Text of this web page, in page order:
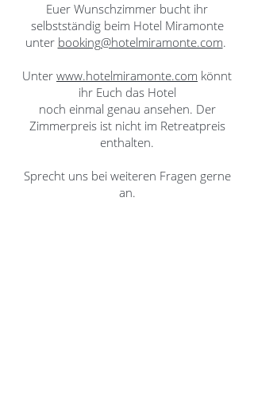
Euer Wunschzimmer bucht ihr
selbstständig beim Hotel Miramonte
unter booking@hotelmiramonte.com.
Unter www.hotelmiramonte.com könnt
ihr Euch das Hotel
noch einmal genau ansehen. Der
Zimmerpreis ist nicht im Retreatpreis
enthalten.
Sprecht uns bei weiteren Fragen gerne
an.